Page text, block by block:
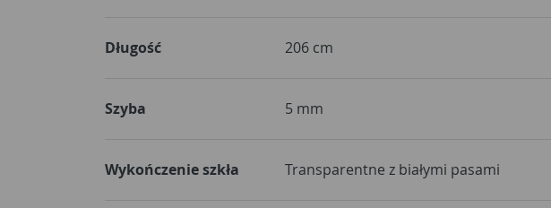
Długość 206 cm
Szyba 5 mm
Wykończenie szkła Transparentne z białymi pasami